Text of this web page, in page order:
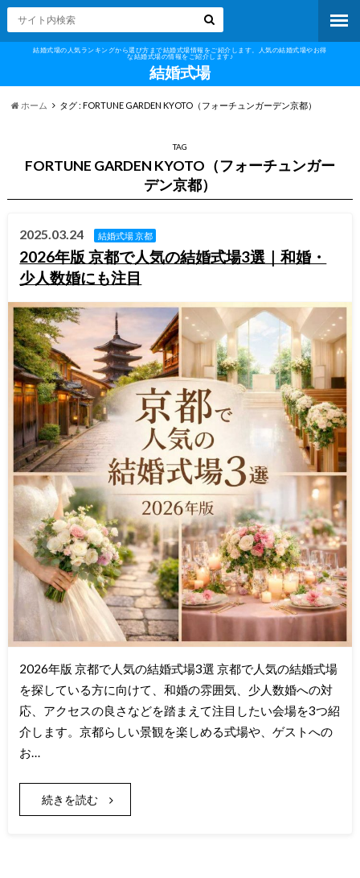
結婚式場の人気ランキングから選び方まで結婚式場情報をご紹介します。人気の結婚式場やお得
な結婚式場の情報をご紹介します♪
結婚式場
ホーム タグ : FORTUNE GARDEN KYOTO（フォーチュンガーデン京都）
TAG
FORTUNE GARDEN KYOTO（フォーチュンガー
デン京都）
2025.03.24 結婚式場 京都
2026年版 京都で人気の結婚式場3選｜和婚・
少人数婚にも注目
2026年版 京都で人気の結婚式場3選 京都で人気の結婚式場
を探している方に向けて、和婚の雰囲気、少人数婚への対
応、アクセスの良さなどを踏まえて注目したい会場を3つ紹
介します。京都らしい景観を楽しめる式場や、ゲストへの
お…
続きを読む